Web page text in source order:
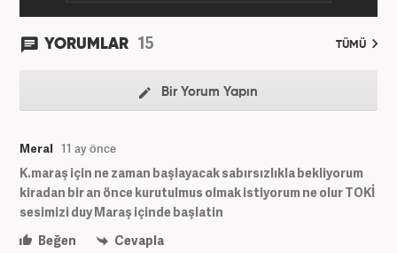
YORUMLAR 15 TÜMÜ
Bir Yorum Yapın
Meral 11 ay önce
K.maraş için ne zaman başlayacak sabırsızlıkla bekliyorum
kiradan bir an önce kurutulmus olmak istiyorum ne olur TOKİ
sesimizi duy Maraş içinde başlatin
Beğen
Cevapla